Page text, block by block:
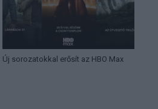
Új sorozatokkal erősít az HBO Max